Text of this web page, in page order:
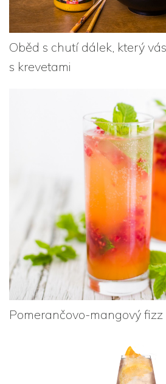
Oběd s chutí dálek, který
s krevetami
Pomerančovo-mangový fizz